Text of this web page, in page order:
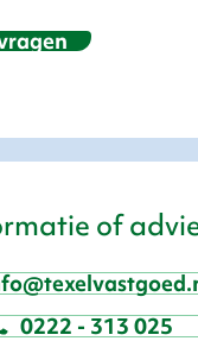
of
0222 - 313 025